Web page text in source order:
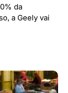
da
a Geely vai